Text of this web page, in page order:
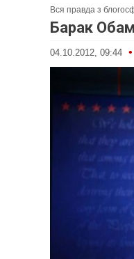
Вся правда з
Барак
04.10.2012, 09:44 •